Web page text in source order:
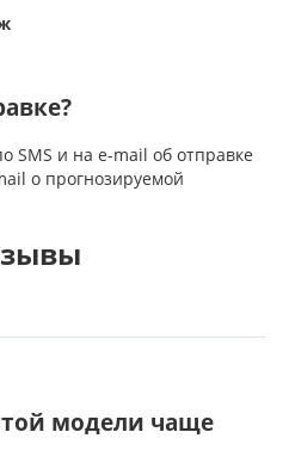
SMS и на e-mail об отправке
о прогнозируемой
модели чаще